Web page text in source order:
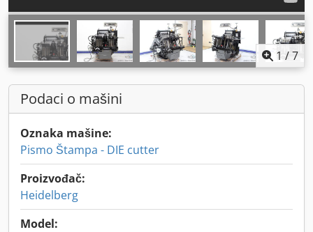
1 /7
Podaci o mašini
Oznaka mašine:
Pismo Štampa - DIE cutter
Proizvođač:
Heidelberg
Model: